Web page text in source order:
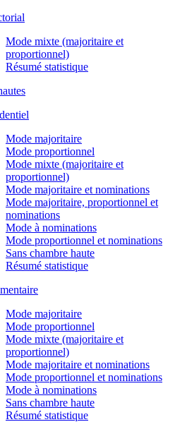
Mode mixte (majoritaire et
proportionnel)
Résumé statistique
Mode majoritaire
Mode proportionnel
Mode mixte (majoritaire et
proportionnel)
Mode majoritaire et nominations
Mode majoritaire, proportionnel et
nominations
Mode à nominations
Mode proportionnel et nominations
Sans chambre haute
Résumé statistique
Mode majoritaire
Mode proportionnel
Mode mixte (majoritaire et
proportionnel)
Mode majoritaire et nominations
Mode proportionnel et nominations
Mode à nominations
Sans chambre haute
Résumé statistique